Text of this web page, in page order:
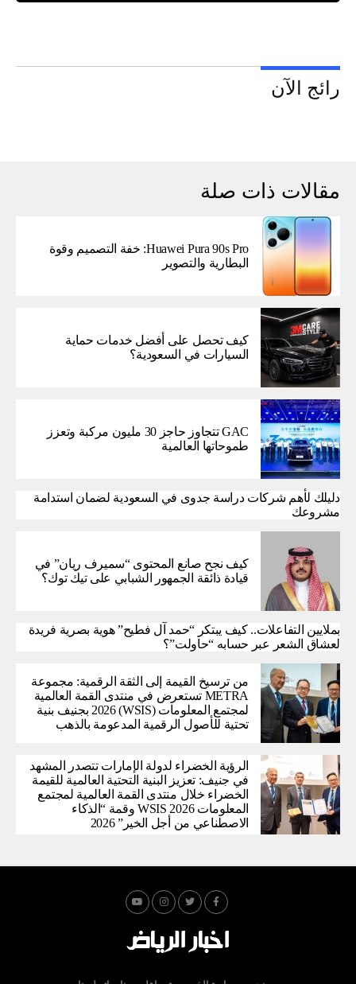
رائج الآن
مقالات ذات صلة
Huawei Pura 90s Pro: خفة التصميم وقوة
البطارية والتصوير
كيف تحصل على أفضل خدمات حماية
السيارات في السعودية؟
GAC تتجاوز حاجز 30 مليون مركبة وتعزز
طموحاتها العالمية
دليلك لأهم شركات دراسة جدوى في السعودية لضمان استدامة
مشروعك
كيف نجح صانع المحتوى “سميرف ريان” في
قيادة ذائقة الجمهور الشبابي على تيك توك؟
بملايين التفاعلات.. كيف يبتكر “حمد آل فطيح” هوية بصرية فريدة
لعشاق الشعر عبر حسابه “حاولت”؟
من ترسيخ القيمة إلى الثقة الرقمية: مجموعة
METRA تستعرض في منتدى القمة العالمية
لمجتمع المعلومات (WSIS) 2026 بجنيف بنية
تحتية للأصول الرقمية المدعومة بالذهب
الرؤية الخضراء لدولة الإمارات تتصدر المشهد
في جنيف: تعزيز البنية التحتية العالمية للقيمة
الخضراء خلال منتدى القمة العالمية لمجتمع
المعلومات WSIS 2026 وقمة “الذكاء
الاصطناعي من أجل الخير” 2026